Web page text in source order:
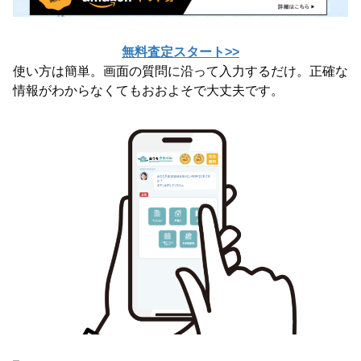
無料査定スタート>>
使い方は簡単。画面の質問に沿って入力するだけ。正確な
情報がわからなくてもおおよそで大丈夫です。